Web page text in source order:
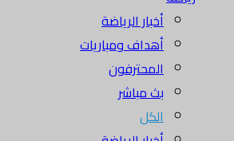
أخبار الرياضة
أهداف ومباريات
المحترفون
بث مباشر
الكل